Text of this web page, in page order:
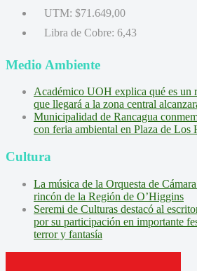
UTM: $71.649,00
Libra de Cobre: 6,43
Medio Ambiente
Académico UOH explica qué es un
que llegará a la zona central
Municipalidad de Rancagua
con feria ambiental en Plaza de Los
Cultura
La música de la Orquesta de
rincón de la Región de O’Higgins
Seremi de Culturas destacó al
por su participación en importante
terror y fantasía